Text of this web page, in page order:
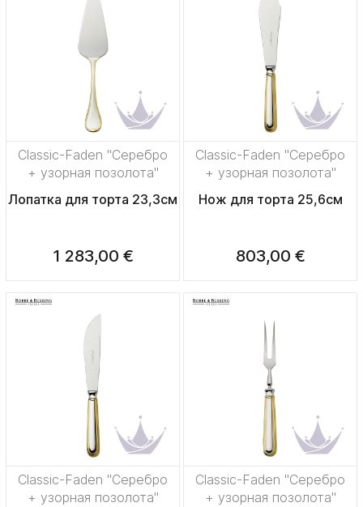
Classic-Faden "Серебро
+ узорная позолота"
Лопатка для торта 23,3см
1 283,00 €
Classic-Faden "Серебро
+ узорная позолота"
Нож для торта 25,6см
803,00 €
Classic-Faden "Серебро
+ узорная позолота"
Classic-Faden "Серебро
+ узорная позолота"